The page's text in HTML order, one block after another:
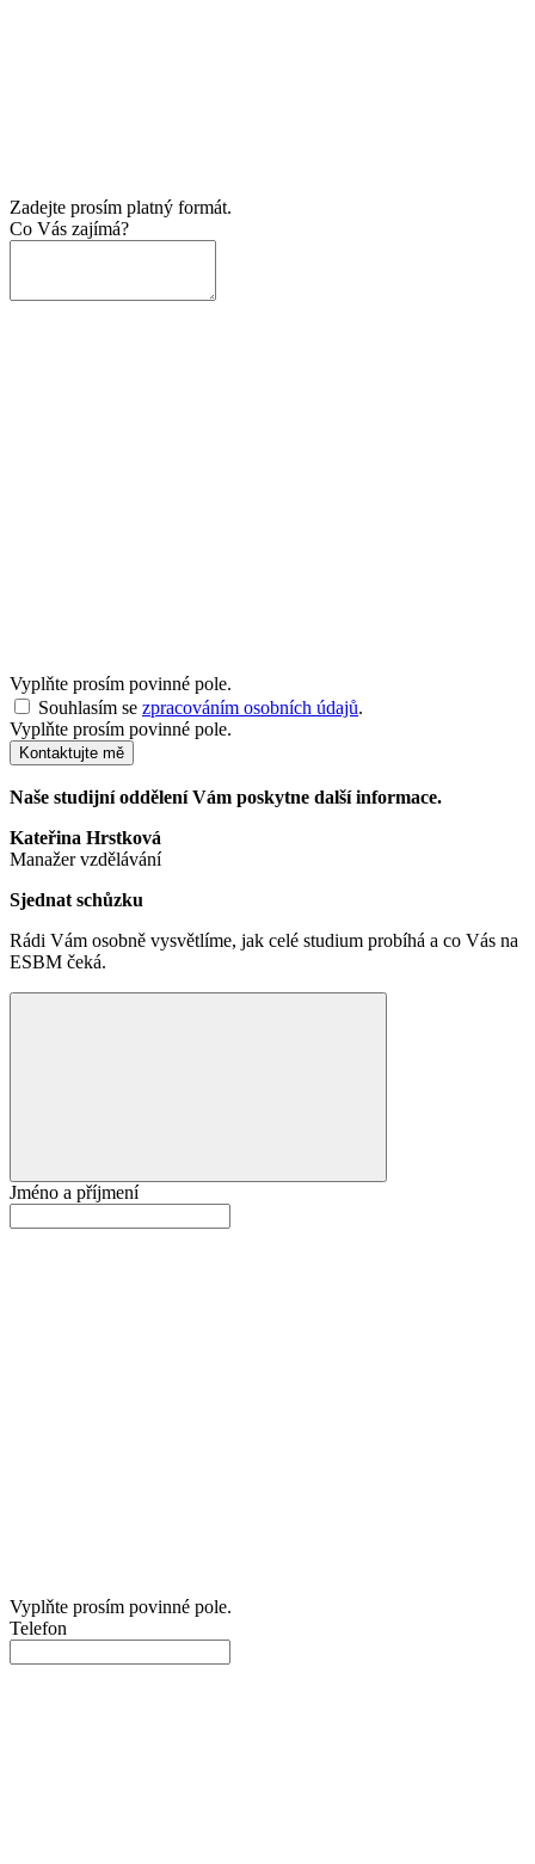
Zadejte prosím platný formát.
Co Vás zajímá?
Vyplňte prosím povinné pole.
Souhlasím se zpracováním osobních údajů.
Vyplňte prosím povinné pole.
Kontaktujte mě
Naše studijní oddělení Vám poskytne další informace.
Kateřina Hrstková
Manažer vzdělávání
Sjednat schůzku
Rádi Vám osobně vysvětlíme, jak celé studium probíhá a co Vás na
ESBM čeká.
Jméno a příjmení
Vyplňte prosím povinné pole.
Telefon